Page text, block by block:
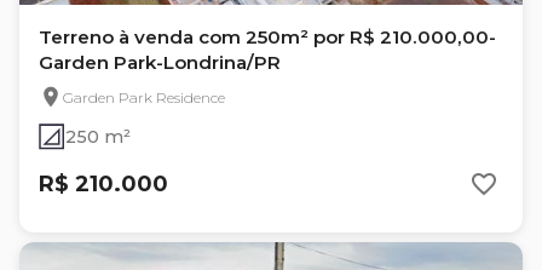
Terreno à venda com 250m² por R$ 210.000,00-
Garden Park-Londrina/PR
Garden Park Residence
250 m²
R$ 210.000